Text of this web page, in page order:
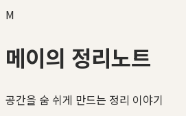
M
메이의 정리노트
공간을 숨 쉬게 만드는 정리 이야기